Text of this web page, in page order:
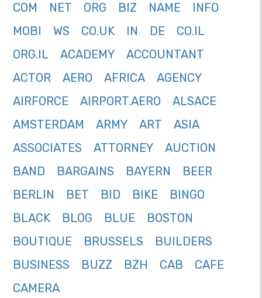
COM NET ORG BIZ NAME
INFO
MOBI
WS CO.UK IN DE
CO.IL
ORG.IL
ACADEMY
ACCOUNTANT
ACTOR
AERO AFRICA
AGENCY
AIRFORCE
AIRPORT.AERO
ALSACE
AMSTERDAM
ARMY ART
ASIA
ASSOCIATES
ATTORNEY
AUCTION
BAND
BARGAINS BAYERN
BEER
BERLIN
BET BID BIKE
BINGO
BLACK
BLOG BLUE
BOSTON
BOUTIQUE
BRUSSELS
BUILDERS
BUSINESS
BUZZ BZH CAB
CAFE
CAMERA